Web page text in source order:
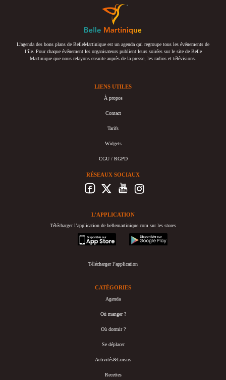
L’agenda des bons plans de BelleMartinique est un agenda qui regroupe tous les événements de
l’île. Pour chaque événement les organisateurs publient leurs soirées sur le site de Belle
Martinique que nous relayons ensuite auprès de la presse, les radios et télévisions.
LIENS UTILES
À propos
Contact
Tarifs
Widgets
CGU / RGPD
RÉSEAUX SOCIAUX
L’APPLICATION
Télécharger l’application de bellemartinique.com sur les stores
appstore
googleplay
Télécharger l’application
CATÉGORIES
Agenda
Où manger ?
Où dormir ?
Se déplacer
Activités&Loisirs
Recettes